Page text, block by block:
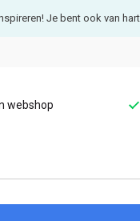
Je bent ook van
webshop